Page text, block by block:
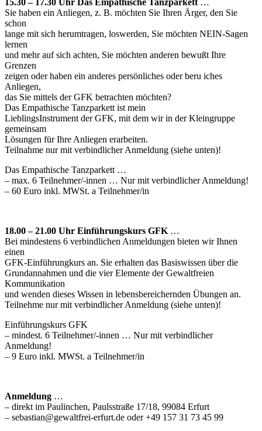
15.30 – 17.30 Uhr Das Empathische Tanzparkett…
Sie haben ein Anliegen, z. B. möchten Sie Ihren Ärger, den Sie
schon
lange mit sich herumtragen, loswerden, Sie möchten NEIN-Sagen
lernen
und mehr auf sich achten, Sie möchten anderen bewußt Ihre
Grenzen
zeigen oder haben ein anderes persönliches oder beru iches
Anliegen,
das Sie mittels der GFK betrachten möchten?
Das Empathische Tanzparkett ist mein
LieblingsInstrument der GFK, mit dem wir in der Kleingruppe
gemeinsam
Lösungen für Ihre Anliegen erarbeiten.
Teilnahme nur mit verbindlicher Anmeldung (siehe unten)!
Das Empathische Tanzparkett …
– max. 6 Teilnehmer/-innen … Nur mit verbindlicher Anmeldung!
– 60 Euro inkl. MWSt. a Teilnehmer/in
18.00 – 21.00 Uhr Einführungskurs GFK…
Bei mindestens 6 verbindlichen Anmeldungen bieten wir Ihnen
einen
GFK-Einführungkurs an. Sie erhalten das Basiswissen über die
Grundannahmen und die vier Elemente der Gewaltfreien
Kommunikation
und wenden dieses Wissen in lebensbereichernden Übungen an.
Teilnehme nur mit verbindlicher Anmeldung (siehe unten)!
Einführungskurs GFK
– mindest. 6 Teilnehmer/-innen … Nur mit verbindlicher
Anmeldung!
– 9 Euro inkl. MWSt. a Teilnehmer/in
Anmeldung …
– direkt im Paulinchen, Paulsstraße 17/18, 99084 Erfurt
– sebastian@gewaltfrei-erfurt.de oder +49 157 31 73 45 99